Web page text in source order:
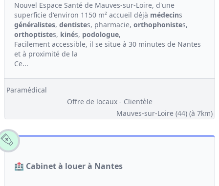
Nouvel Espace Santé de Mauves-sur-Loire, d'une
superficie d'environ 1150 m² accueil déjà médecins
généralistes, dentistes, pharmacie, orthophonistes,
orthoptistes, kinés, podologue,
Facilement accessible, il se situe à 30 minutes de Nantes
et à proximité de la
Ce...
Paramédical
Offre de locaux - Clientèle
Mauves-sur-Loire (44) (à 7km)
🏥 Cabinet à louer à Nantes